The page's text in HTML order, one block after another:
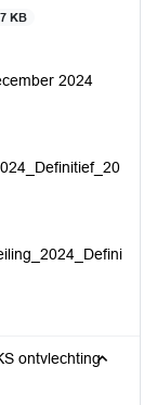
KB
2024
ontvlechting